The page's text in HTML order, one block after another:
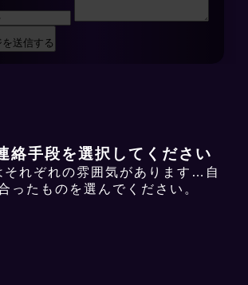
送信する
絡手段を選択してください
それぞれの雰囲気があります…自
ったものを選んでください。